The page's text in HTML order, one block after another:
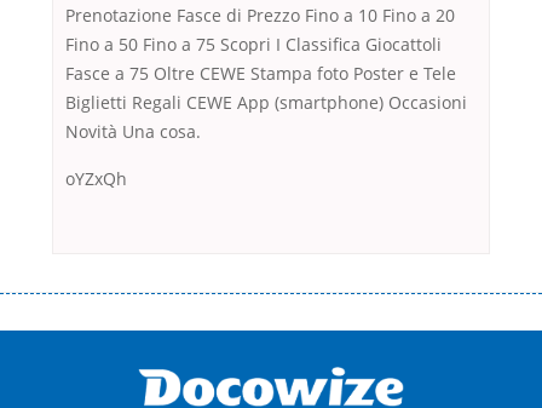
Prenotazione Fasce di Prezzo Fino a 10 Fino a 20
Fino a 50 Fino a 75 Scopri I Classifica Giocattoli
Fasce a 75 Oltre CEWE Stampa foto Poster e Tele
Biglietti Regali CEWE App (smartphone) Occasioni
Novità Una cosa.
oYZxQh
оформляти кредит в банку, значить Вам добре знайомі незручності
загальна тривалість процесу, втрата особистого часу і багато-багато
іншого. Завдяки сучасній технології мікрокредитування Ви зможете